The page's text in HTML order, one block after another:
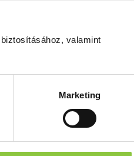
valamint
Marketing